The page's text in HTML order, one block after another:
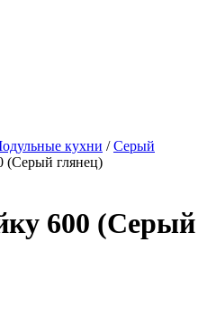
кухни /Серый
(Серый глянец)
600 (Серый